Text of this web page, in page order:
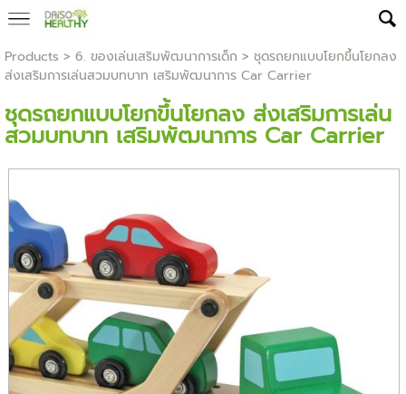
Products > 6. ของเล่นเสริมพัฒนาการเด็ก > ชุดรถยกแบบโยกขึ้นโยกลง
ส่งเสริมการเล่นสวมบทบาท เสริมพัฒนาการ Car Carrier
ชุดรถยกแบบโยกขึ้นโยกลง ส่งเสริมการเล่น
สวมบทบาท เสริมพัฒนาการ Car Carrier